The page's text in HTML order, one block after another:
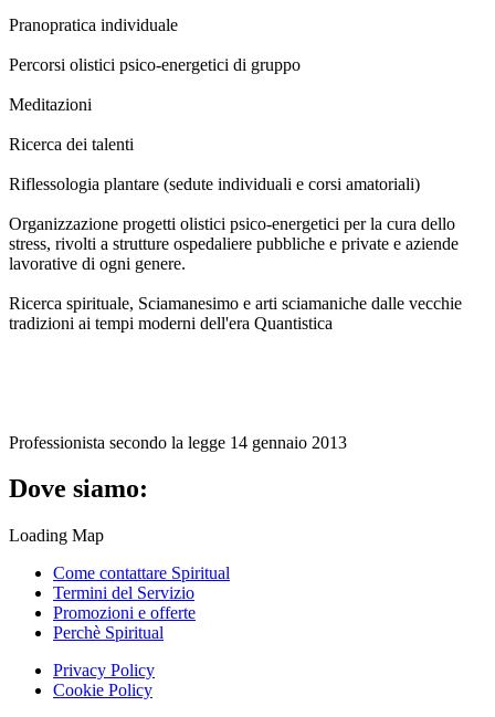
Pranopratica individuale
Percorsi olistici psico-energetici di gruppo
Meditazioni
Ricerca dei talenti
Riflessologia plantare (sedute individuali e corsi amatoriali)
Organizzazione progetti olistici psico-energetici per la cura dello
stress, rivolti a strutture ospedaliere pubbliche e private e aziende
lavorative di ogni genere.
Ricerca spirituale, Sciamanesimo e arti sciamaniche dalle vecchie
tradizioni ai tempi moderni dell'era Quantistica
Professionista secondo la legge 14 gennaio 2013
Dove siamo:
Loading Map
Come contattare Spiritual
Termini del Servizio
Promozioni e offerte
Perchè Spiritual
Privacy Policy
Cookie Policy